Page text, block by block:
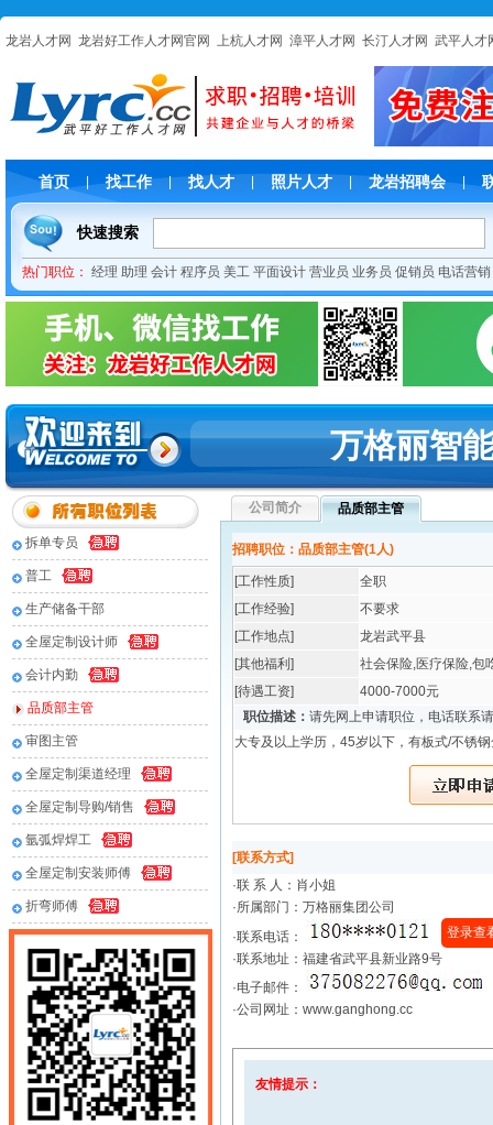
龙岩人才网 龙岩好工作人才网官网 上杭人才网 漳平人才网 长汀人才网 武平人才
首页 找工作 | 找人才 照片人才 龙岩招聘会 |
快速搜索
热门职位： 经理 助理 会计 程序员 美工 平面设计 营业员 业务员 促销员 电话营销
万格丽智
拆单专员
普工
生产储备干部
全屋定制设计师
会计内勤
品质部主管
审图主管
全屋定制渠道经理
全屋定制导购/销售
氩弧焊焊工
全屋定制安装师傅
折弯师傅
公司简介 品质部主管
招聘职位：品质部主管(1人)
[工作性质]
全职
[工作经验]
不要求
[工作地点]
龙岩武平县
[其他福利]
社会保险,医疗保险,包
[待遇工资]
4000-7000元
职位描述： 请先网上申请职位，电话联系
大专及以上学历，45岁以下，有板式/不锈
[联系方式]
·联 系 人： 肖小姐
·所属部门：万格丽集团公司
·联系电话：
登录查
·联系地址：福建省武平县新业路9号
·电子邮件：
·公司网址：www.ganghong.cc
友情提示：